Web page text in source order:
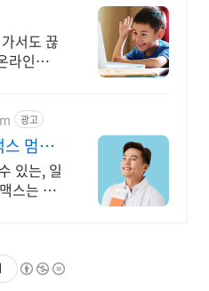
서도 끊
라인해
광고
멈출
있는, 일
스는 가